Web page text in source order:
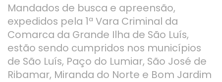
Mandados de busca e apreensão,
expedidos pela 1ª Vara Criminal da
Comarca da Grande Ilha de São Luís,
estão sendo cumpridos nos municípios
de São Luís, Paço do Lumiar, São José de
Ribamar, Miranda do Norte e Bom Jardim